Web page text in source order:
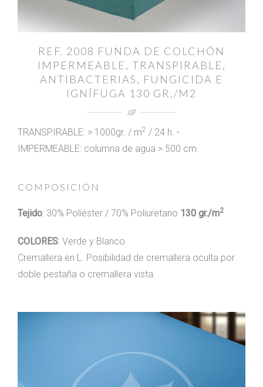
REF. 2008 FUNDA DE COLCHÓN
IMPERMEABLE, TRANSPIRABLE,
ANTIBACTERIAS, FUNGICIDA E
IGNÍFUGA 130 GR./M2
TRANSPIRABLE: > 1000gr. / m2 / 24 h. -
IMPERMEABLE: columna de agua > 500 cm.
COMPOSICIÓN
Tejido: 30% Poliéster / 70% Poliuretano 130 gr./m2
COLORES: Verde y Blanco
Cremallera en L. Posibilidad de cremallera oculta por
doble pestaña o cremallera vista.